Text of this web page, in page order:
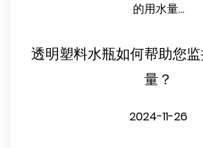
的用水量...
透明塑料水瓶如何帮助您
量？
2024-11-26